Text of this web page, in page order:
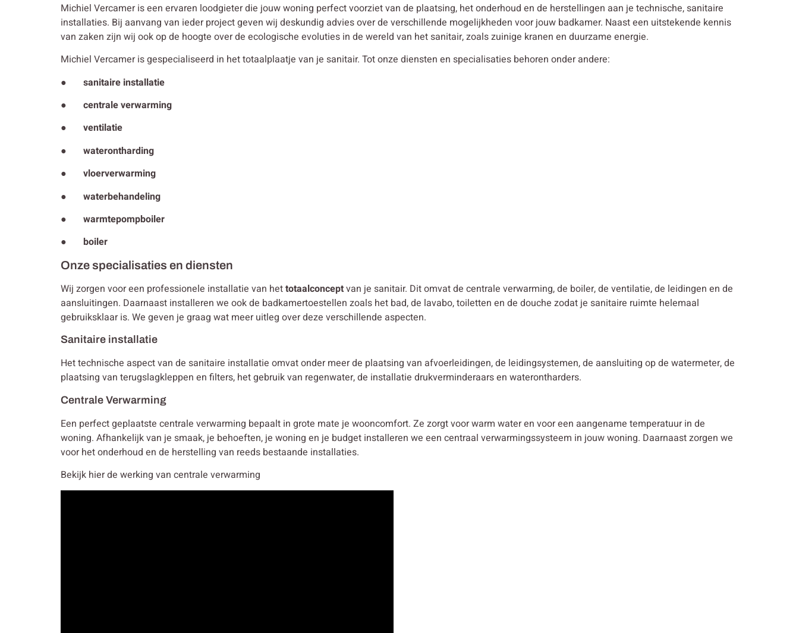
Michiel Vercamer is een ervaren loodgieter die jouw woning perfect voorziet van de plaatsing, het onderhoud en de herstellingen aan je technische, sanitaire
installaties. Bij aanvang van ieder project geven wij deskundig advies over de verschillende mogelijkheden voor jouw badkamer. Naast een uitstekende kennis
van zaken zijn wij ook op de hoogte over de ecologische evoluties in de wereld van het sanitair, zoals zuinige kranen en duurzame energie.
Michiel Vercamer is gespecialiseerd in het totaalplaatje van je sanitair. Tot onze diensten en specialisaties behoren onder andere:
● sanitaire installatie
● centrale verwarming
● ventilatie
● waterontharding
● vloerverwarming
● waterbehandeling
● warmtepompboiler
● boiler
Onze specialisaties en diensten
Wij zorgen voor een professionele installatie van hettotaalconceptvan je sanitair. Dit omvat de centrale verwarming, de boiler, de ventilatie, de leidingen en de
aansluitingen. Daarnaast installeren we ook de badkamertoestellen zoals het bad, de lavabo, toiletten en de douche zodat je sanitaire ruimte helemaal
gebruiksklaar is. We geven je graag wat meer uitleg over deze verschillende aspecten.
Sanitaire installatie
Het technische aspect van de sanitaire installatie omvat onder meer de plaatsing van afvoerleidingen, de leidingsystemen, de aansluiting op de watermeter, de
plaatsing van terugslagkleppen en filters, het gebruik van regenwater, de installatie drukverminderaars en waterontharders.
Centrale Verwarming
Een perfect geplaatste centrale verwarming bepaalt in grote mate je wooncomfort. Ze zorgt voor warm water en voor een aangename temperatuur in de
woning. Afhankelijk van je smaak, je behoeften, je woning en je budget installeren we een centraal verwarmingssysteem in jouw woning. Daarnaast zorgen we
voor het onderhoud en de herstelling van reeds bestaande installaties.
Bekijk hier de werking van centrale verwarming